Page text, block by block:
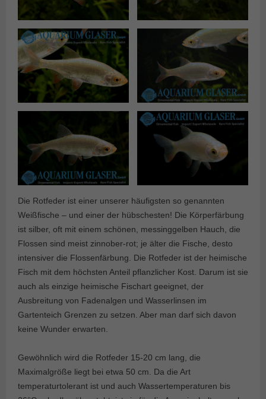
Die Rotfeder ist einer unserer häufigsten so genannten
Weißfische – und einer der hübschesten! Die Körperfärbung
ist silber, oft mit einem schönen, messinggelben Hauch, die
Flossen sind meist zinnober-rot; je älter die Fische, desto
intensiver die Flossenfärbung. Die Rotfeder ist der heimische
Fisch mit dem höchsten Anteil pflanzlicher Kost. Darum ist sie
auch als einzige heimische Fischart geeignet, der
Ausbreitung von Fadenalgen und Wasserlinsen im
Gartenteich Grenzen zu setzen. Aber man darf sich davon
keine Wunder erwarten.
Gewöhnlich wird die Rotfeder 15-20 cm lang, die
Maximalgröße liegt bei etwa 50 cm. Da die Art
temperaturtolerant ist und auch Wassertemperaturen bis